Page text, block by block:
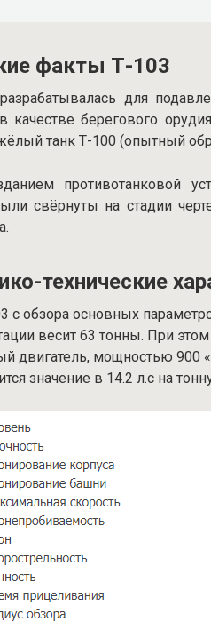
факты Т-103
для
качестве берегового
танк Т-100 (опытный
противотанковой
свёрнуты на стадии
технические
с обзора основных
весит 63 тонны. При
двигатель, мощностью 900
значение в 14.2 л.с на